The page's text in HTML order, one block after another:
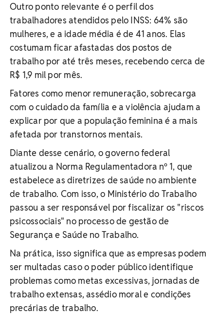
Outro ponto relevante é o perfil dos
trabalhadores atendidos pelo INSS: 64% são
mulheres, e a idade média é de 41 anos. Elas
costumam ficar afastadas dos postos de
trabalho por até três meses, recebendo cerca de
R$ 1,9 mil por mês.
Fatores como menor remuneração, sobrecarga
com o cuidado da família e a violência ajudam a
explicar por que a população feminina é a mais
afetada por transtornos mentais.
Diante desse cenário, o governo federal
atualizou a Norma Regulamentadora nº 1, que
estabelece as diretrizes de saúde no ambiente
de trabalho. Com isso, o Ministério do Trabalho
passou a ser responsável por fiscalizar os "riscos
psicossociais" no processo de gestão de
Segurança e Saúde no Trabalho.
Na prática, isso significa que as empresas podem
ser multadas caso o poder público identifique
problemas como metas excessivas, jornadas de
trabalho extensas, assédio moral e condições
precárias de trabalho.